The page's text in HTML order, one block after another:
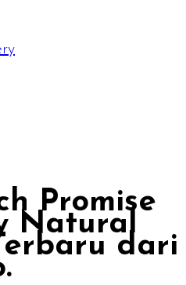
Promise
Natural
dari